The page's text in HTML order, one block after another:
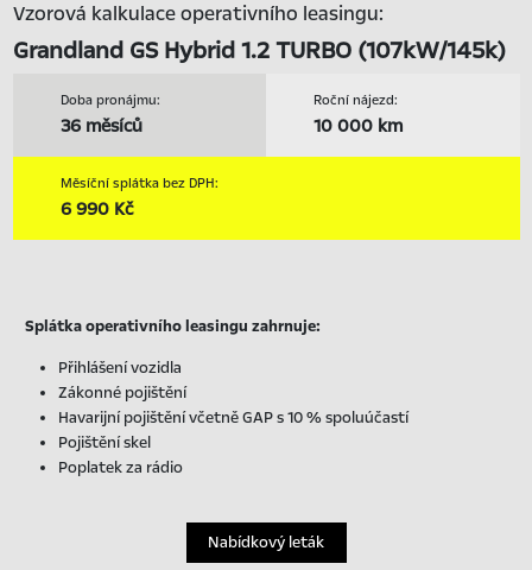
Vzorová kalkulace operativního leasingu:
Grandland GS Hybrid 1.2 TURBO (107kW/145k)
Doba pronájmu:
36 měsíců
Roční nájezd:
10 000 km
Měsíční splátka bez DPH:
6 990 Kč
Splátka operativního leasingu zahrnuje:
Přihlášení vozidla
Zákonné pojištění
Havarijní pojištění včetně GAP s 10 % spoluúčastí
Pojištění skel
Poplatek za rádio
Nabídkový leták